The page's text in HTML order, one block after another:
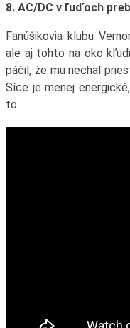
8. AC/DC v ľuďoch
Fanúšikovia klubu
ale aj tohto na oko
páčil, že mu nechal
Síce je menej
to.